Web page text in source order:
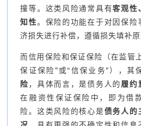
撞等。这类风险通常具有客观性
知性。保险的功能在于对因保险
济损失进行补偿，遵循损失填补
而信用保险和保证保险（在监管
保证保险”或“信保业务”），其
险，具体而言，是债务人的 履约
在融资性保证保险中，即为借
险。这类风险的核心是债务人的